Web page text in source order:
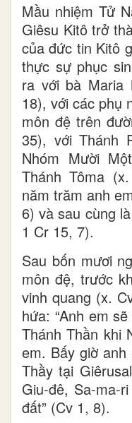
Mầu nhiệm Tử
Giêsu Kitô trở
của đức tin Kitô
thực sự phục
ra với bà Maria
18), với các phụ
môn đệ trên
35), với Thánh
Nhóm Mười
Thánh Tôma
năm trăm anh
6) và sau cùng
1 Cr 15, 7).
Sau bốn mươi
môn đệ, trước
vinh quang (x.
hứa: “Anh em
Thánh Thần khi
em. Bấy giờ
Thầy tại
Giu-đê, Sa-ma-
đất” (Cv 1, 8).